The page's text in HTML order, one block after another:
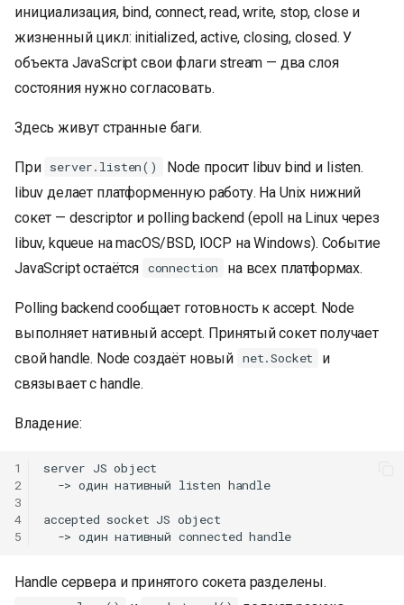
инициализация, bind, connect, read, write, stop, close и
жизненный цикл: initialized, active, closing, closed. У
объекта JavaScript свои флаги stream — два слоя
состояния нужно согласовать.
Здесь живут странные баги.
При server.listen()
Node просит libuv bind и listen.
libuv делает платформенную работу. На Unix нижний
сокет — descriptor и polling backend (epoll на Linux через
libuv, kqueue на macOS/BSD, IOCP на Windows). Событие
JavaScript остаётся connection на всех платформах.
Polling backend сообщает готовность к accept. Node
выполняет нативный accept. Принятый сокет получает
свой handle. Node создаёт новый net.Socket
и
связывает с handle.
Владение:
1
2
3
4
5
server JS object
  -> один нативный listen handle
accepted socket JS object
Handle сервера и принятого сокета разделены.